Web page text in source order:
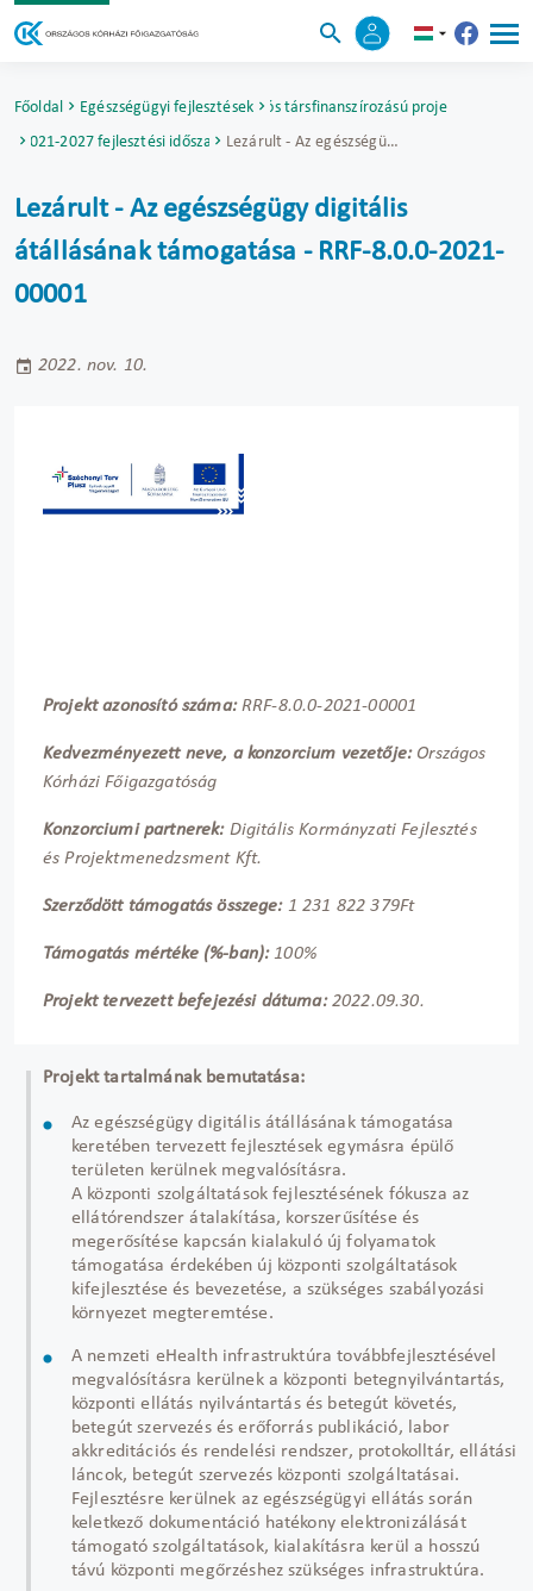
Főoldal Egészségügyi fejlesztésekUniós társfinanszírozású projektek
2021-2027 fejlesztési időszak
Lezárult - Az egészségügy digitális átállásának támogatása - RRF-8.0.0-2021-00001
Lezárult - Az egészségügy digitális
átállásának támogatása - RRF-8.0.0-2021-
00001
2022. nov. 10.
Projekt azonosító száma:RRF-8.0.0-2021-00001
Kedvezményezett neve, a konzorcium vezetője:Országos
Kórházi Főigazgatóság
Konzorciumi partnerek: Digitális Kormányzati Fejlesztés
és Projektmenedzsment Kft.
Szerződött támogatás összege:1 231 822 379Ft
Támogatás mértéke (%-ban):100%
Projekt tervezett befejezési dátuma:2022.09.30.
Projekt tartalmának bemutatása:
Az egészségügy digitális átállásának támogatása
keretében tervezett fejlesztések egymásra épülő
területen kerülnek megvalósításra.
A központi szolgáltatások fejlesztésének fókusza az
ellátórendszer átalakítása, korszerűsítése és
megerősítése kapcsán kialakuló új folyamatok
támogatása érdekében új központi szolgáltatások
kifejlesztése és bevezetése, a szükséges szabályozási
környezet megteremtése.
A nemzeti eHealth infrastruktúra továbbfejlesztésével
megvalósításra kerülnek a központi betegnyilvántartás,
központi ellátás nyilvántartás és betegút követés,
betegút szervezés és erőforrás publikáció, labor
akkreditációs és rendelési rendszer, protokolltár, ellátási
láncok, betegút szervezés központi szolgáltatásai.
Fejlesztésre kerülnek az egészségügyi ellátás során
keletkező dokumentáció hatékony elektronizálását
támogató szolgáltatások, kialakításra kerül a hosszú
távú központi megőrzéshez szükséges infrastruktúra.